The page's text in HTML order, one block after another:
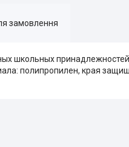
замовлення
школьных
полипропилен, края